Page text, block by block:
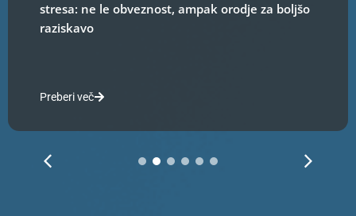
stresa: ne le obveznost, ampak orodje za boljšo
raziskavo
Preberi več
4 5 6